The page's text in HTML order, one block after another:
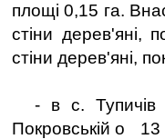
площі 0,15 га.
стіни дерев'яні,
стіни дерев'яні,
- в с. Тупичів
Покровській о 13